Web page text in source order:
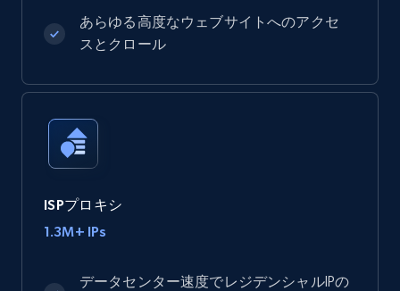
あらゆる高度なウェブサイトへのアクセ
スとクロール
ISPプロキシ
1.3M+ IPs
データセンター速度でレジデンシャルIPの